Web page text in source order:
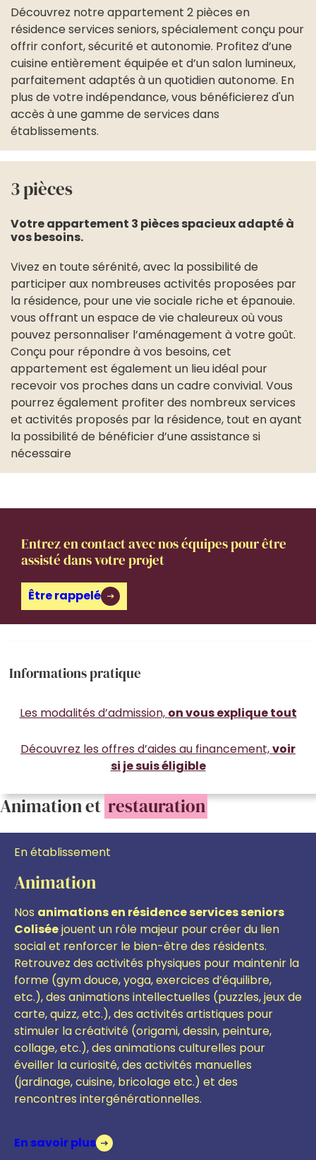
Découvrez notre appartement 2 pièces en
résidence services seniors, spécialement conçu pour
offrir confort, sécurité et autonomie. Profitez d’une
cuisine entièrement équipée et d’un salon lumineux,
parfaitement adaptés à un quotidien autonome. En
plus de votre indépendance, vous bénéficierez d'un
accès à une gamme de services dans
établissements.
3 pièces
Votre appartement 3 pièces spacieux adapté à
vos besoins.
Vivez en toute sérénité, avec la possibilité de
participer aux nombreuses activités proposées par
la résidence, pour une vie sociale riche et épanouie.
vous offrant un espace de vie chaleureux où vous
pouvez personnaliser l’aménagement à votre goût.
Conçu pour répondre à vos besoins, cet
appartement est également un lieu idéal pour
recevoir vos proches dans un cadre convivial. Vous
pourrez également profiter des nombreux services
et activités proposés par la résidence, tout en ayant
la possibilité de bénéficier d’une assistance si
nécessaire
Entrez en contact avec nos équipes pour être
assisté dans votre projet
Être rappelé
Informations pratique
Les modalités d’admission, on vous explique tout
Découvrez les offres d’aides au financement,voir
si je suis éligible
Animation etrestauration
En établissement
Animation
Nos animations en résidence services seniors
Coliséejouent un rôle majeur pour créer du lien
social et renforcer le bien-être des résidents.
Retrouvez des activités physiques pour maintenir la
forme (gym douce, yoga, exercices d’équilibre,
etc.), des animations intellectuelles (puzzles, jeux de
carte, quizz, etc.), des activités artistiques pour
stimuler la créativité (origami, dessin, peinture,
collage, etc.), des animations culturelles pour
éveiller la curiosité, des activités manuelles
(jardinage, cuisine, bricolage etc.) et des
rencontres intergénérationnelles.
En savoir plus